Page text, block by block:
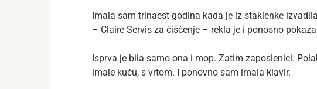
Imala sam trinaest godina kada je iz staklenke
– Claire Servis za čišćenje – rekla je i ponosno
Isprva je bila samo ona i mop. Zatim zaposlenici.
imale kuću, s vrtom. I ponovno sam imala klavir.